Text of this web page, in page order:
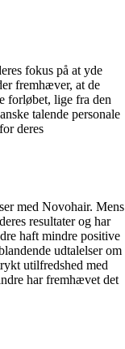
fokus på at yde
fremhæver, at de
forløbet, lige fra den
talende personale
deres
med Novohair. Mens
resultater og har
haft mindre positive
udtalelser om
utilfredshed med
har fremhævet det